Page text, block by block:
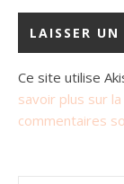
Ce site utilise
savoir plus sur
commentaires